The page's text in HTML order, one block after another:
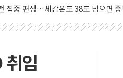
' 전면 재검토 지시
강한 비...가뭄 해소될 듯
스스로 원칙 뒤집는 것"
35도, 곳곳 소나기
취임